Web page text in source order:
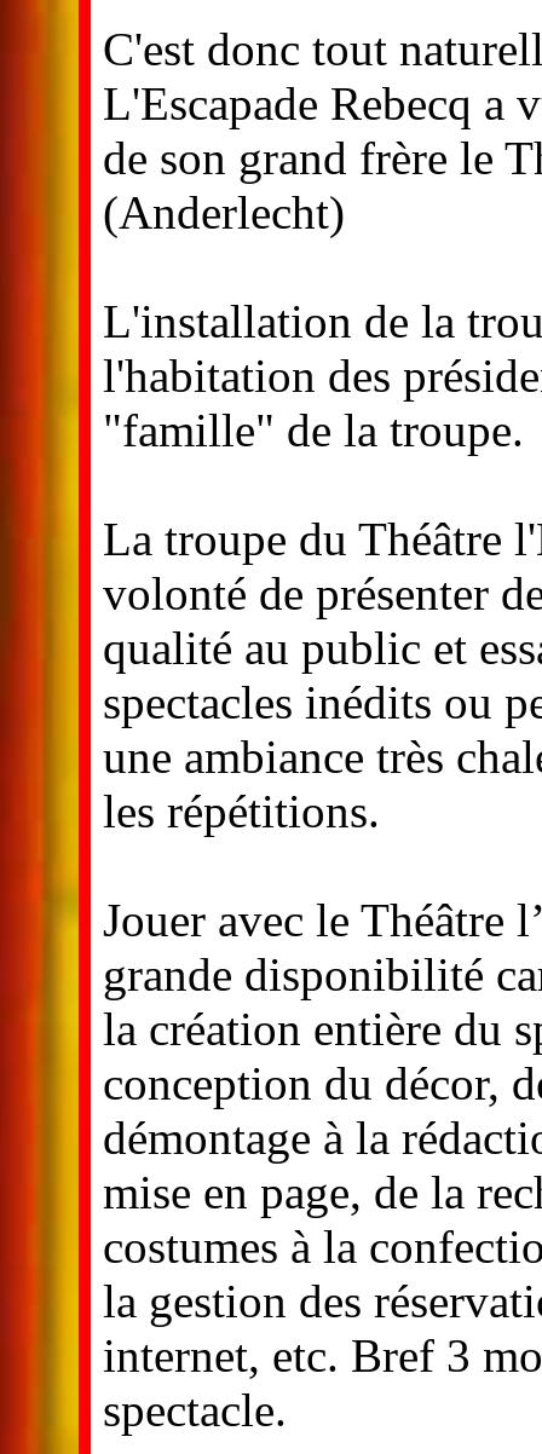
C'est donc tout
L'Escapade Rebecq a
de son grand frère le
(Anderlecht)
L'installation de la
l'habitation des
"famille" de la troupe.
La troupe du Théâtre
volonté de présenter
qualité au public et
spectacles inédits ou
une ambiance très
les répétitions.
Jouer avec le Théâtre
grande disponibilité
la création entière du
conception du décor,
démontage à la
mise en page, de la
costumes à la
la gestion des
internet, etc. Bref 3
spectacle.